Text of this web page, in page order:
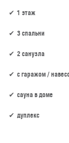
1 этаж
3 спальни
2 санузла
c гаражом /
сауна в доме
дуплекс